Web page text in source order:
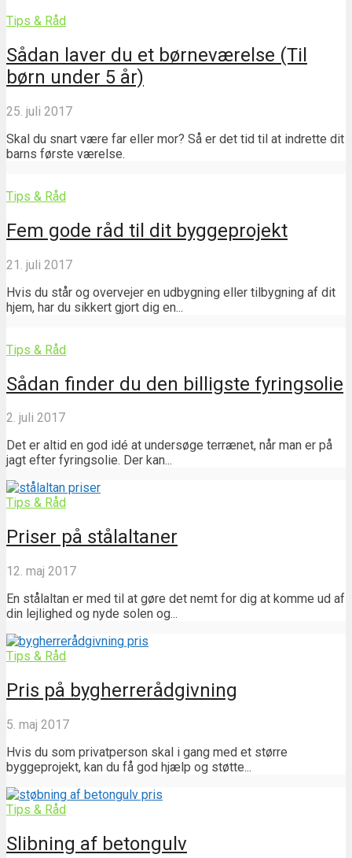
Tips & Råd
Sådan laver du et børneværelse (Til
børn under 5 år)
25. juli 2017
Skal du snart være far eller mor? Så er det tid til at indrette dit
barns første værelse.
Tips & Råd
Fem gode råd til dit byggeprojekt
21. juli 2017
Hvis du står og overvejer en udbygning eller tilbygning af dit
hjem, har du sikkert gjort dig en...
Tips & Råd
Sådan finder du den billigste fyringsolie
2. juli 2017
Det er altid en god idé at undersøge terrænet, når man er på
jagt efter fyringsolie. Der kan...
Tips & Råd
Priser på stålaltaner
12. maj 2017
En stålaltan er med til at gøre det nemt for dig at komme ud af
din lejlighed og nyde solen og...
Tips & Råd
Pris på bygherrerådgivning
5. maj 2017
Hvis du som privatperson skal i gang med et større
byggeprojekt, kan du få god hjælp og støtte...
Tips & Råd
Slibning af betongulv